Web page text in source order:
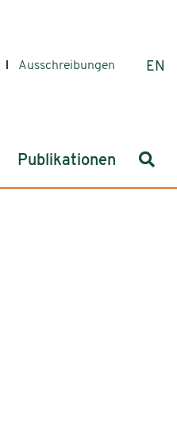
Ausschreibungen EN
Publikationen